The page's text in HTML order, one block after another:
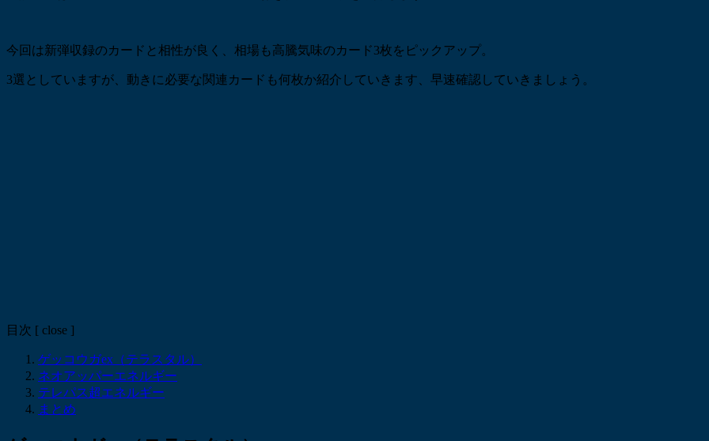
今回は新弾収録のカードと相性が良く、相場も高騰気味のカード3枚をピックアップ。
3選としていますが、動きに必要な関連カードも何枚か紹介していきます、早速確認していきましょう。
目次 [ close ]
ゲッコウガex（テラスタル）
ネオアッパーエネルギー
テレパス超エネルギー
まとめ